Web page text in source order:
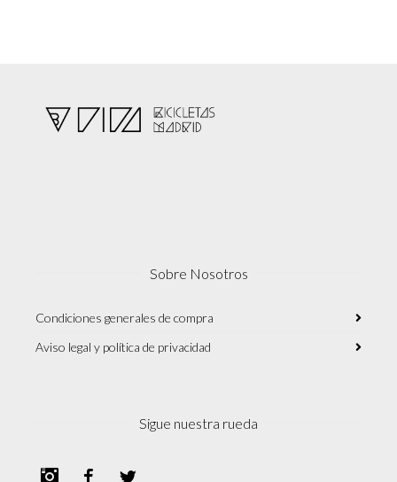
Sobre Nosotros
Condiciones generales de compra
Aviso legal y política de privacidad
Sigue nuestra rueda
InstagramFacebook